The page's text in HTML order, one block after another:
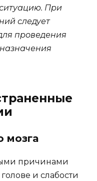
При
следует
проведения
мозга
причинами
и слабости